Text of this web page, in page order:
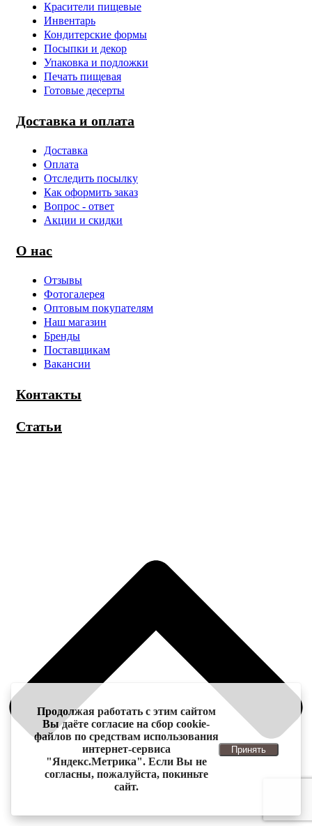
Красители пищевые
Инвентарь
Кондитерские формы
Посыпки и декор
Упаковка и подложки
Печать пищевая
Готовые десерты
Доставка и оплата
Доставка
Оплата
Отследить посылку
Как оформить заказ
Вопрос - ответ
Акции и скидки
О нас
Отзывы
Фотогалерея
Оптовым покупателям
Наш магазин
Бренды
Поставщикам
Вакансии
Контакты
Статьи
Продолжая работать с этим сайтом
Вы даёте согласие на сбор cookie-
файлов по средствам использования
интернет-сервиса
"Яндекс.Метрика". Если Вы не
согласны, пожалуйста, покиньте
сайт.
Принять